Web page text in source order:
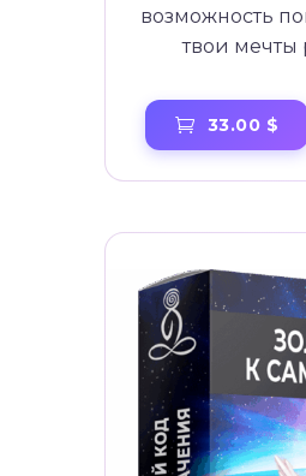
возможность
твои мечты
33.00 $